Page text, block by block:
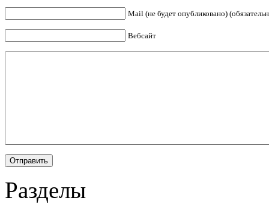
Mail (не будет опубликовано)
Вебсайт
Разделы